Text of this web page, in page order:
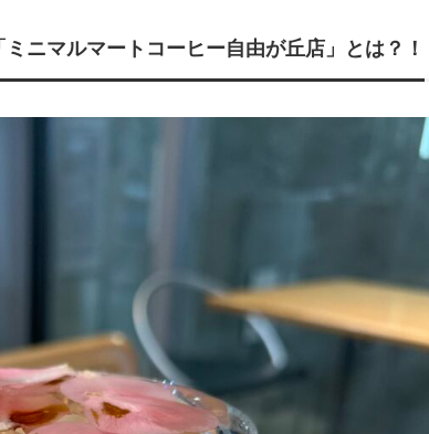
ニマルマートコーヒー自由が丘店」とは？！